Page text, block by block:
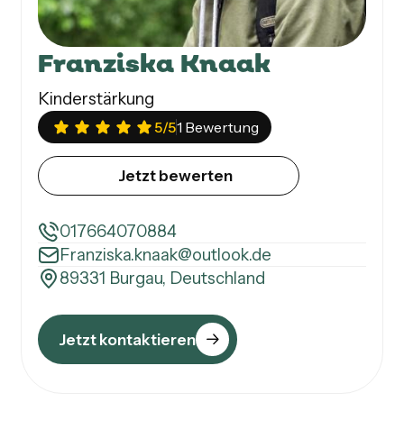
Franziska Knaak
Kinderstärkung
5/51 Bewertung
Jetzt bewerten
017664070884
Franziska.knaak@outlook.de
89331 Burgau, Deutschland
Jetzt kontaktieren